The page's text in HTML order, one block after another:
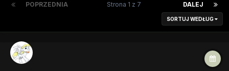
POPRZEDNIA DALEJ
Strona 1 z 7
SORTUJ WEDŁUG